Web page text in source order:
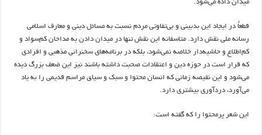
میدان داده می‌شود.
قطعاً در ایجاد این بدبینی و بی‌تفاوتی مردم نسبت به مسائل دینی و معارف اسلامی
رسانه ملی نقش دارد. متاسفانه این نقش تنها در میدان دادن به مداحان کم‌سواد و
کم‌اطلاع و حاشیه‌دار خلاصه نمی‌شود، بلکه در برنامه‌های سخنرانی مذهبی و افرادی
که قرار است در حوزه دین و اعتقادات صحبت داشته باشند نیز این ضعف بزرگ دیده
می‌شود و این نقیصه زمانی که انسان محتوا و سبک و سیاق مراسم قدیمی را به یاد
می‌آورد، دردآوری بیشتری دارد.
این شعر پرمحتوا را که گفته است: